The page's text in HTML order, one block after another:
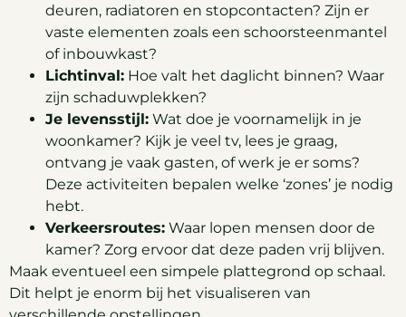
deuren, radiatoren en stopcontacten? Zijn er
vaste elementen zoals een schoorsteenmantel
of inbouwkast?
Lichtinval: Hoe valt het daglicht binnen? Waar
zijn schaduwplekken?
Je levensstijl: Wat doe je voornamelijk in je
woonkamer? Kijk je veel tv, lees je graag,
ontvang je vaak gasten, of werk je er soms?
Deze activiteiten bepalen welke ‘zones’ je nodig
hebt.
Verkeersroutes: Waar lopen mensen door de
kamer? Zorg ervoor dat deze paden vrij blijven.
Maak eventueel een simpele plattegrond op schaal.
Dit helpt je enorm bij het visualiseren van